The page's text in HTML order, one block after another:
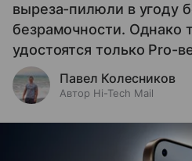
выреза-пилюли в угоду
безрамочности. Однако
удостоятся только Pro-
Павел Колесников
Автор Hi-Tech Mail